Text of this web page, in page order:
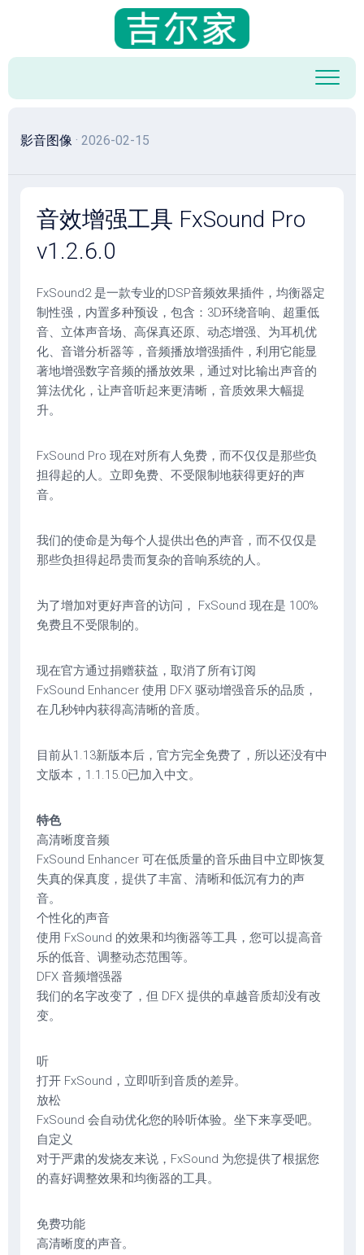
容
影音图像 · 2026-02-15
音效增强工具 FxSound Pro
v1.2.6.0
FxSound2 是一款专业的DSP音频效果插件，均衡器定
制性强，内置多种预设，包含：3D环绕音响、超重低
音、立体声音场、高保真还原、动态增强、为耳机优
化、音谱分析器等，音频播放增强插件，利用它能显
著地增强数字音频的播放效果，通过对比输出声音的
算法优化，让声音听起来更清晰，音质效果大幅提
升。
FxSound Pro 现在对所有人免费，而不仅仅是那些负
担得起的人。立即免费、不受限制地获得更好的声
音。
我们的使命是为每个人提供出色的声音，而不仅仅是
那些负担得起昂贵而复杂的音响系统的人。
为了增加对更好声音的访问， FxSound 现在是 100%
免费且不受限制的。
现在官方通过捐赠获益，取消了所有订阅
FxSound Enhancer 使用 DFX 驱动增强音乐的品质，
在几秒钟内获得高清晰的音质。
目前从1.13新版本后，官方完全免费了，所以还没有中
文版本，1.1.15.0已加入中文。
特色
高清晰度音频
FxSound Enhancer 可在低质量的音乐曲目中立即恢复
失真的保真度，提供了丰富、清晰和低沉有力的声
音。
个性化的声音
使用 FxSound 的效果和均衡器等工具，您可以提高音
乐的低音、调整动态范围等。
DFX 音频增强器
我们的名字改变了，但 DFX 提供的卓越音质却没有改
变。
听
打开 FxSound，立即听到音质的差异。
放松
FxSound 会自动优化您的聆听体验。坐下来享受吧。
自定义
对于严肃的发烧友来说，FxSound 为您提供了根据您
的喜好调整效果和均衡器的工具。
免费功能
高清晰度的声音。